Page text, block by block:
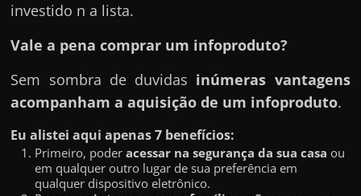
investido n a lista.
Vale a pena comprar um infoproduto?
Sem sombra de duvidas inúmeras vantagens
acompanham a aquisição de um infoproduto.
Eu alistei aqui apenas 7 benefícios:
Primeiro, poderacessar na segurança da sua casa ou
em qualquer outro lugar de sua preferência em
qualquer dispositivo eletrônico.